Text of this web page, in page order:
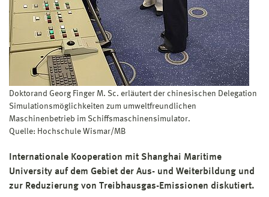
Doktorand Georg Finger M. Sc. erläutert der chinesischen Delegation
Simulationsmöglichkeiten zum umweltfreundlichen
Maschinenbetrieb im Schiffsmaschinensimulator.
Quelle: Hochschule Wismar/MB
Internationale Kooperation mit Shanghai Maritime
University auf dem Gebiet der Aus- und Weiterbildung und
zur Reduzierung von Treibhausgas-Emissionen diskutiert.